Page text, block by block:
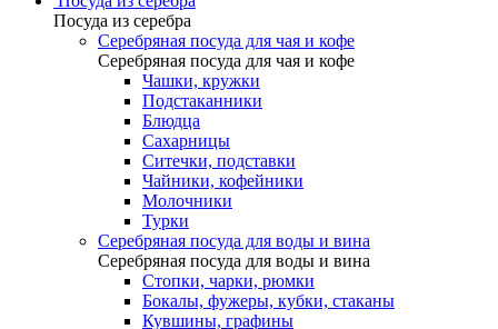
Посуда из серебра
Серебряная посуда для чая и кофе
Серебряная посуда для чая и кофе
Чашки, кружки
Подстаканники
Блюдца
Сахарницы
Ситечки, подставки
Чайники, кофейники
Молочники
Турки
Серебряная посуда для воды и вина
Серебряная посуда для воды и вина
Стопки, чарки, рюмки
Бокалы, фужеры, кубки, стаканы
Кувшины, графины